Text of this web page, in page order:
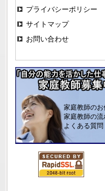
プライバシーポリシー
サイトマップ
お問い合わせ
家庭教師のお
家庭教師の流
よくある質問